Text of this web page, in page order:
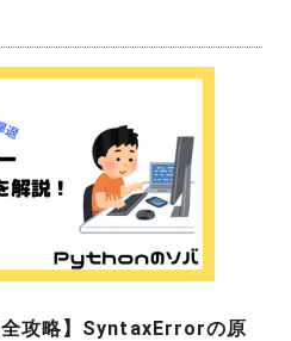
全攻略】SyntaxErrorの原